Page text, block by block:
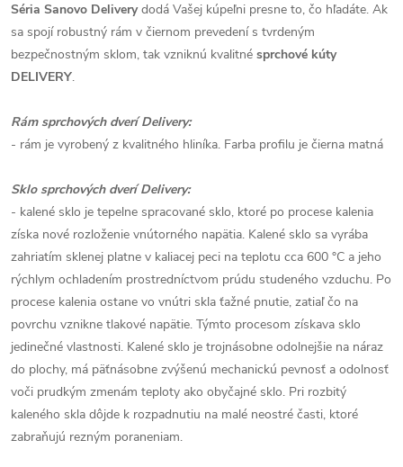
Séria Sanovo Deliverydodá Vašej kúpeľni presne to, čo hľadáte. Ak
sa spojí robustný rám v čiernom prevedení s tvrdeným
bezpečnostným sklom, tak vzniknú kvalitné sprchové kúty
DELIVERY.
Rám sprchových dverí Delivery:
- rám je vyrobený z kvalitného hliníka. Farba profilu je čierna matná
Sklo sprchových dverí Delivery:
- kalené sklo je tepelne spracované sklo, ktoré po procese kalenia
získa nové rozloženie vnútorného napätia. Kalené sklo sa vyrába
zahriatím sklenej platne v kaliacej peci na teplotu cca 600 °C a jeho
rýchlym ochladením prostredníctvom prúdu studeného vzduchu. Po
procese kalenia ostane vo vnútri skla ťažné pnutie, zatiaľ čo na
povrchu vznikne tlakové napätie. Týmto procesom získava sklo
jedinečné vlastnosti. Kalené sklo je trojnásobne odolnejšie na náraz
do plochy, má päťnásobne zvýšenú mechanickú pevnosť a odolnosť
voči prudkým zmenám teploty ako obyčajné sklo. Pri rozbitý
kaleného skla dôjde k rozpadnutiu na malé neostré časti, ktoré
zabraňujú rezným poraneniam.